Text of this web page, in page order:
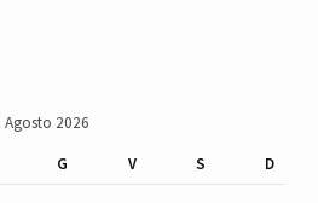
Agosto 2026
G V S D